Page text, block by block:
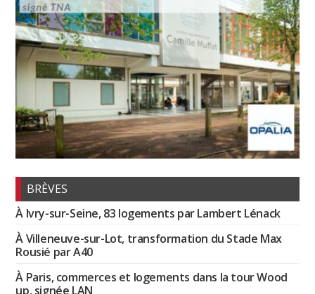
BRÈVES
À Ivry-sur-Seine, 83 logements par Lambert Lénack
À Villeneuve-sur-Lot, transformation du Stade Max
Rousié par A40
À Paris, commerces et logements dans la tour Wood
up, signée LAN